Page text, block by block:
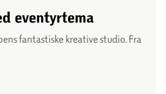
eventyrtema
fantastiske kreative studio. Fra